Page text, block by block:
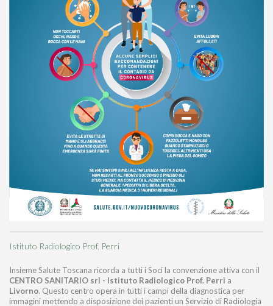
Istituto Radiologico Prof. Perri
Insieme Salute Toscana ricorda a tutti i Soci la convenzione attiva con il
CENTRO SANITARIO srl - Istituto Radiologico Prof. Perri a
Livorno. Questo centro opera in tutti i campi della diagnostica per
immagini mettendo a disposizione dei pazienti un Servizio di Radiologia